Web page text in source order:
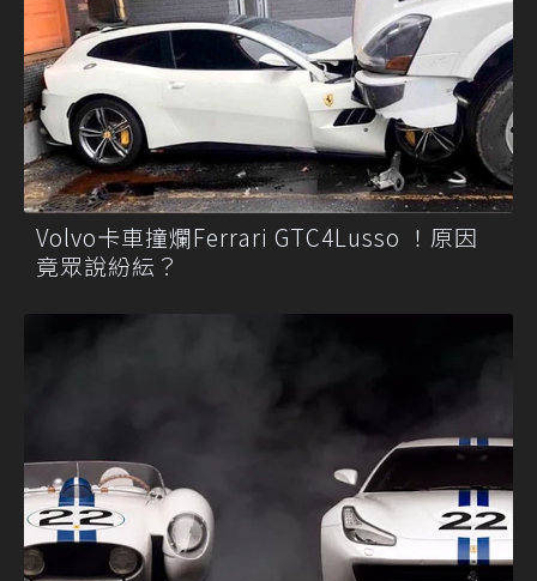
Volvo卡車撞爛Ferrari GTC4Lusso ！原因
竟眾說紛紜？